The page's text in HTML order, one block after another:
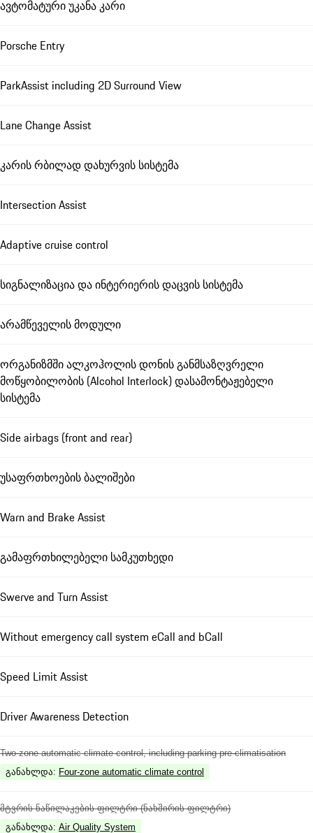
ავტომატური უკანა კარი
Porsche Entry
ParkAssist including 2D Surround View
Lane Change Assist
კარის რბილად დახურვის სისტემა
Intersection Assist
Adaptive cruise control
სიგნალიზაცია და ინტერიერის დაცვის სისტემა
არამწეველის მოდული
ორგანიზმში ალკოჰოლის დონის განმსაზღვრელი
მოწყობილობის (Alcohol Interlock) დასამონტაჟებელი
სისტემა
Side airbags (front and rear)
უსაფრთხოების ბალიშები
Warn and Brake Assist
გამაფრთხილებელი სამკუთხედი
Swerve and Turn Assist
Without emergency call system eCall and bCall
Speed Limit Assist
Driver Awareness Detection
Two-zone automatic climate control, including parking pre-climatisation
განახლდა: Four-zone automatic climate control
მტვრის ნაწილაკების ფილტრი (ნახშირის ფილტრი)
განახლდა: Air Quality System